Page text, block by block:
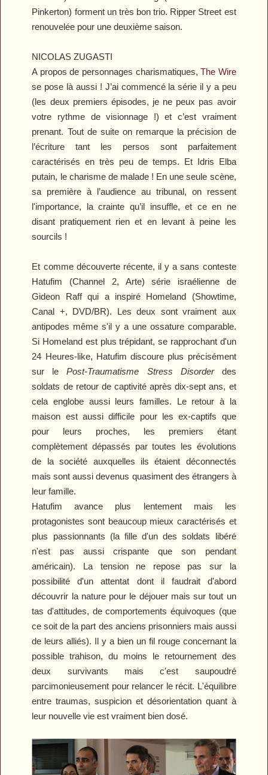
Pinkerton) forment un très bon trio. Ripper Street est
renouvelée pour une deuxième saison.
NICOLAS ZUGASTI
A propos de personnages charismatiques,The Wire
se pose là aussi ! J’ai commencé la série il y a peu
(les deux premiers épisodes, je ne peux pas avoir
votre rythme de visionnage !) et c’est vraiment
prenant. Tout de suite on remarque la précision de
l’écriture tant les persos sont parfaitement
caractérisés en très peu de temps. Et Idris Elba
putain, le charisme de malade ! En une seule scène,
sa première à l’audience au tribunal, on ressent
l'importance, la crainte qu’il insuffle, et ce en ne
disant pratiquement rien et en levant à peine les
sourcils !
Et comme découverte récente, il y a sans conteste
Hatufim (Channel 2, Arte) série israélienne de
Gideon Raff qui a inspiré Homeland (Showtime,
Canal +, DVD/BR). Les deux sont vraiment aux
antipodes même s'il y a une ossature comparable.
Si Homeland est plus trépidant, se rapprochant d'un
24 Heures-like, Hatufimdiscoure plus précisément
sur lePost-Traumatisme Stress Disorderdes
soldats de retour de captivité après dix-sept ans, et
cela englobe aussi leurs familles. Le retour à la
maison est aussi difficile pour les ex-captifs que
pour leurs proches, les premiers étant
complètement dépassés par toutes les évolutions
de la société auxquelles ils étaient déconnectés
mais sont aussi devenus quasiment des étrangers à
leur famille.
Hatufim avance plus lentement mais les
protagonistes sont beaucoup mieux caractérisés et
plus passionnants (la fille d'un des soldats libéré
n'est pas aussi crispante que son pendant
américain). La tension ne repose pas sur la
possibilité d'un attentat dont il faudrait d'abord
découvrir la nature pour le déjouer mais sur tout un
tas d'attitudes, de comportements équivoques (que
ce soit de la part des anciens prisonniers mais aussi
de leurs alliés). Il y a bien un fil rouge concernant la
possible trahison, du moins le retournement des
deux survivants mais c'est saupoudré
parcimonieusement pour relancer le récit. L'équilibre
entre traumas, suspicion et désorientation quant à
leur nouvelle vie est vraiment bien dosé.